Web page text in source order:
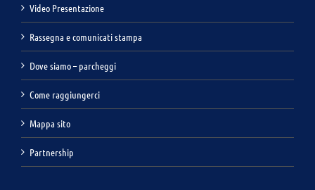
Video Presentazione
Rassegna e comunicati stampa
Dove siamo – parcheggi
Come raggiungerci
Mappa sito
Partnership